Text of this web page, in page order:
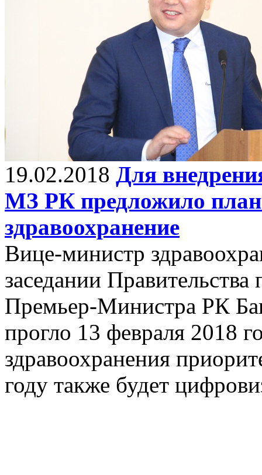
19.02.2018 Для
МЗ РК предложило план
здравоохранение
Вице-министр
заседании Правительства
Премьер-Министра РК
прогло 13 февраля 2018
здравоохранения
году также будет